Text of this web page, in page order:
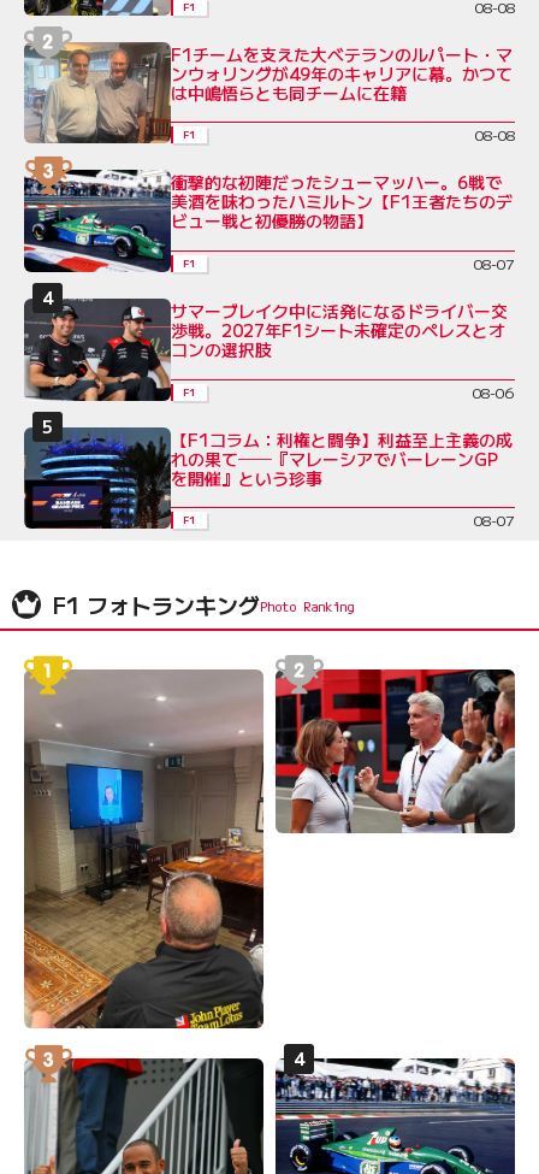
F1 08-08
F1チームを支えた大ベテランのルパート・マ
ンウォリングが49年のキャリアに幕。かつて
は中嶋悟らとも同チームに在籍
F1 08-08
衝撃的な初陣だったシューマッハー。6戦で
美酒を味わったハミルトン【F1王者たちのデ
ビュー戦と初優勝の物語】
F1 08-07
サマーブレイク中に活発になるドライバー交
渉戦。2027年F1シート未確定のペレスとオ
コンの選択肢
F1 08-06
【F1コラム：利権と闘争】利益至上主義の成
れの果て──『マレーシアでバーレーンGP
を開催』という珍事
F1 08-07
F1 フォトランキング